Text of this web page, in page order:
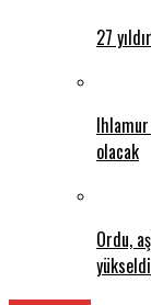
27
olacak
Ordu,
yükseldi